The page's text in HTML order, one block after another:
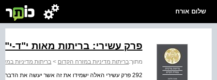
שלום אורח
פרק עשירי: בריתות מאות י"ד-
מתוך:בריתות מדיניות במזרח הקדום > בריתות מדיניות
292 פרק עשירי האלה ישמידו את זה אשר יעשה את